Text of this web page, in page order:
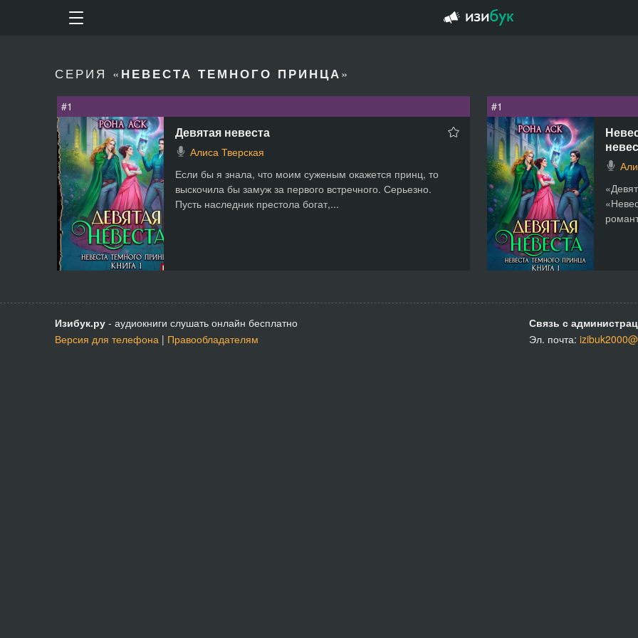
СЕРИЯ « НЕВЕСТА ТЕМНОГО ПРИНЦА»
#1
Девятая невеста
Алиса Тверская
Если бы я знала, что моим суженым окажется принц, то
выскочила бы замуж за первого встречного. Серьезно.
Пусть наследник престола богат,...
#1
Изибук.ру - аудиокниги слушать онлайн бесплатно
Версия для телефона | Правообладателям
Связь с
Эл. почта: